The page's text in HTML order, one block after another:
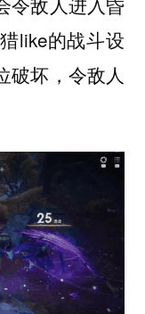
like的战斗设
破坏，令敌人